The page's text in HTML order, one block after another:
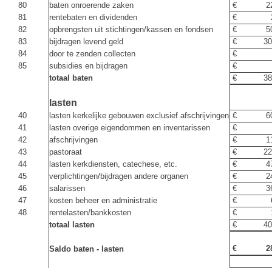
80 baten onroerende zaken
€
81
rentebaten en dividenden
€
82
opbrengsten uit stichtingen/kassen en fondsen
€
83
bijdragen levend geld
€
84
door te zenden collecten
€
85
subsidies en bijdragen
€
totaal baten
€
lasten
40 lasten kerkelijke gebouwen exclusief afschrijvingen €
41
lasten overige eigendommen en inventarissen
€
42
afschrijvingen
€
43
pastoraat
€
44
lasten kerkdiensten, catechese, etc.
€
45
verplichtingen/bijdragen andere organen
€
46
salarissen
€
47
kosten beheer en administratie
€
48
rentelasten/bankkosten
€
totaal lasten
€
Saldo baten - lasten €